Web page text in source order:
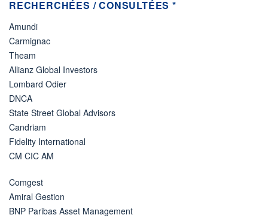
RECHERCHÉES / CONSULTÉES *
Amundi
Carmignac
Theam
Allianz Global Investors
Lombard Odier
DNCA
State Street Global Advisors
Candriam
Fidelity International
CM CIC AM
Comgest
Amiral Gestion
BNP Paribas Asset Management